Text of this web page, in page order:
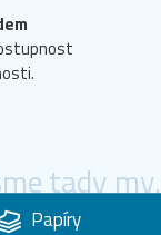
tady my.
Papíry